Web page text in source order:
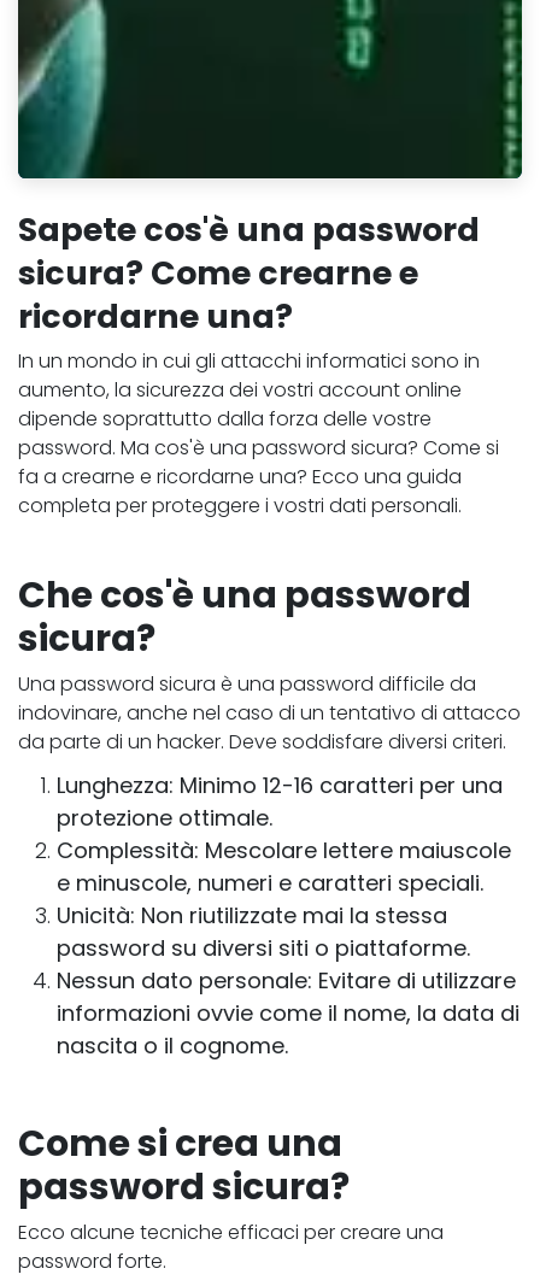
Sapete cos'è una password
sicura? Come crearne e
ricordarne una?
In un mondo in cui gli attacchi informatici sono in
aumento, la sicurezza dei vostri account online
dipende soprattutto dalla forza delle vostre
password. Ma cos'è una password sicura? Come si
fa a crearne e ricordarne una? Ecco una guida
completa per proteggere i vostri dati personali.
Che cos'è una password
sicura?
Una password sicura è una password difficile da
indovinare, anche nel caso di un tentativo di attacco
da parte di un hacker. Deve soddisfare diversi criteri.
Lunghezza: Minimo 12-16 caratteri per una
protezione ottimale.
Complessità: Mescolare lettere maiuscole
e minuscole, numeri e caratteri speciali.
Unicità: Non riutilizzate mai la stessa
password su diversi siti o piattaforme.
Nessun dato personale: Evitare di utilizzare
informazioni ovvie come il nome, la data di
nascita o il cognome.
Come si crea una
password sicura?
Ecco alcune tecniche efficaci per creare una
password forte.